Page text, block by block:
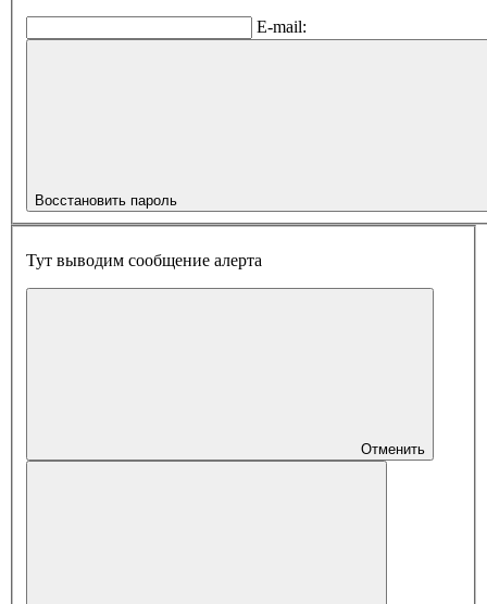
E-mail:
Восстановить пароль
Тут выводим сообщение алерта
Отменить